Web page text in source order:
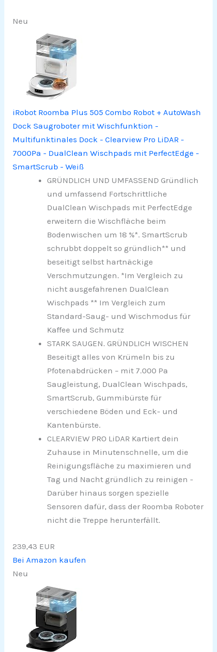
Neu
iRobot Roomba Plus 505 Combo Robot + AutoWash
Dock Saugroboter mit Wischfunktion -
Multifunktinales Dock - Clearview Pro LiDAR -
7000Pa - DualClean Wischpads mit PerfectEdge -
SmartScrub - Weiß
GRÜNDLICH UND UMFASSEND Gründlich
und umfassend Fortschrittliche
DualClean Wischpads mit PerfectEdge
erweitern die Wischfläche beim
Bodenwischen um 18 %*. SmartScrub
schrubbt doppelt so gründlich** und
beseitigt selbst hartnäckige
Verschmutzungen. *Im Vergleich zu
nicht ausgefahrenen DualClean
Wischpads ** Im Vergleich zum
Standard-Saug- und Wischmodus für
Kaffee und Schmutz
STARK SAUGEN. GRÜNDLICH WISCHEN
Beseitigt alles von Krümeln bis zu
Pfotenabdrücken – mit 7.000 Pa
Saugleistung, DualClean Wischpads,
SmartScrub, Gummibürste für
verschiedene Böden und Eck- und
Kantenbürste.
CLEARVIEW PRO LiDAR Kartiert dein
Zuhause in Minutenschnelle, um die
Reinigungsfläche zu maximieren und
Tag und Nacht gründlich zu reinigen -
Darüber hinaus sorgen spezielle
Sensoren dafür, dass der Roomba Roboter
nicht die Treppe herunterfällt.
239,43 EUR
Bei Amazon kaufen
Neu